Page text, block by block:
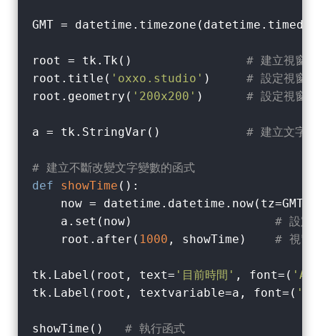
GMT =
root = tk.Tk() # 建立視窗物
root.title( 'oxxo.studio' ) # 設定視窗標
root.geometry( '200x200' ) # 設定視窗大
a = tk.StringVar() # 建立文字變
# 建立不斷改變文字變數的函式
def
showTime ():
now =
    a.set(now)
# 設定
    root.after(
1000 , showTime) # 視窗
tk.Label(root, text= '目前時間' , font=(
tk.Label(root, textvariable=a, font=(
showTime() # 執行函式